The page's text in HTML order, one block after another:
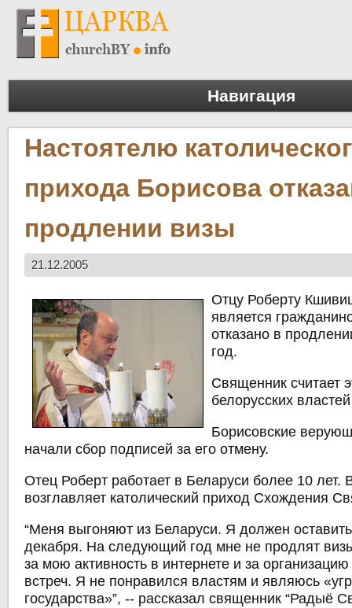
Навигация
Настоятелю
прихода Борисова
продлении визы
21.12.2005
Отцу Роберту
является
отказано в
год.
Священник считает
белорусских
Борисовские
начали сбор подписей за его отмену.
Отец Роберт работает в Беларуси более 10 лет.
возглавляет католический приход Схождения
“Меня выгоняют из Беларуси. Я должен
декабря. На следующий год мне не продлят
за мою активность в интернете и за
встреч. Я не понравился властям и являюсь
государства»”,-- рассказал священник “Радыё